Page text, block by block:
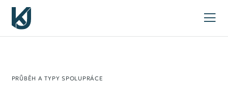
PRŮBĚH A TYPY SPOLUPRÁCE